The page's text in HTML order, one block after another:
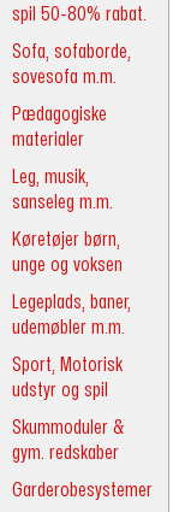
spil 50-80% rabat.
Sofa, sofaborde,
sovesofa m.m.
Pædagogiske
materialer
Leg, musik,
sanseleg m.m.
Køretøjer børn,
unge og voksen
Legeplads, baner,
udemøbler m.m.
Sport, Motorisk
udstyr og spil
Skummoduler &
gym. redskaber
Garderobesystemer